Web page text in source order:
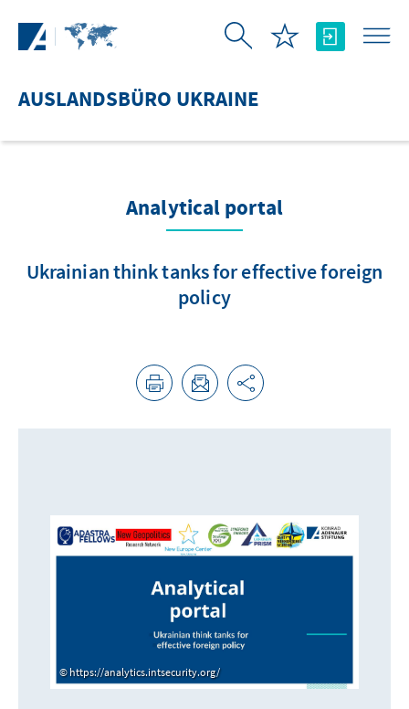
AUSLANDSBÜRO UKRAINE
Analytical portal
Ukrainian think tanks for effective foreign
policy
https://analytics.intsecurity.org/